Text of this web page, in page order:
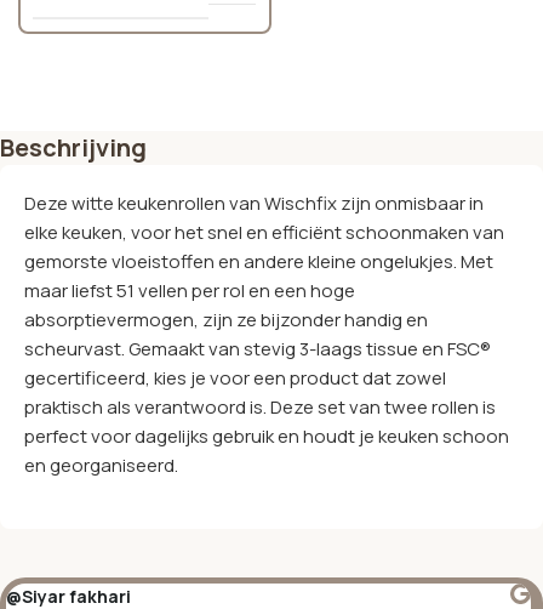
Beschrijving
Deze witte keukenrollen van Wischfix zijn onmisbaar in
elke keuken, voor het snel en efficiënt schoonmaken van
gemorste vloeistoffen en andere kleine ongelukjes. Met
maar liefst 51 vellen per rol en een hoge
absorptievermogen, zijn ze bijzonder handig en
scheurvast. Gemaakt van stevig 3-laags tissue en FSC®
gecertificeerd, kies je voor een product dat zowel
praktisch als verantwoord is. Deze set van twee rollen is
perfect voor dagelijks gebruik en houdt je keuken schoon
en georganiseerd.
@Siyar fakhari